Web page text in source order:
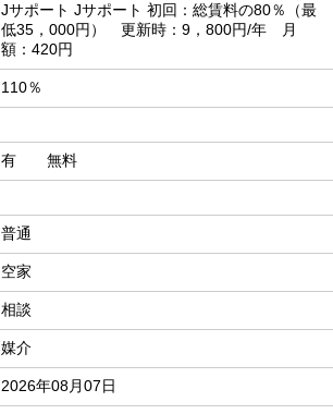
Jサポート Jサポート 初回：総賃料の80％（最
低35，000円） 更新時：9，800円/年 月
額：420円
110％
有 無料
普通
空家
相談
媒介
2026年08月07日